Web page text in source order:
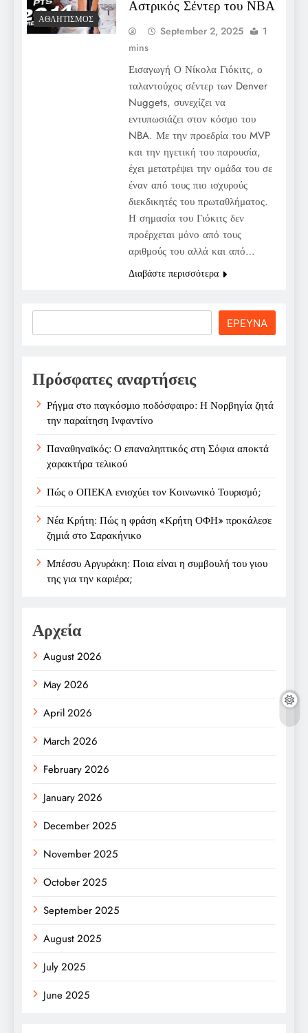
ΑΘΛΗΤΙΣΜΌΣ
Αστρικός Σέντερ του ΝΒΑ
September 2, 2025
1
mins
Εισαγωγή Ο Νίκολα Γιόκιτς, ο
ταλαντούχος σέντερ των Denver
Nuggets, συνεχίζει να
εντυπωσιάζει στον κόσμο του
NBA. Με την προεδρία του MVP
και την ηγετική του παρουσία,
έχει μετατρέψει την ομάδα του σε
έναν από τους πιο ισχυρούς
διεκδικητές του πρωταθλήματος.
Η σημασία του Γιόκιτς δεν
προέρχεται μόνο από τους
αριθμούς του αλλά και από…
Διαβάστε περισσότερα
ΕΡΕΥΝΑ
Πρόσφατες αναρτήσεις
Ρήγμα στο παγκόσμιο ποδόσφαιρο: Η Νορβηγία ζητά
την παραίτηση Ινφαντίνο
Παναθηναϊκός: Ο επαναληπτικός στη Σόφια αποκτά
χαρακτήρα τελικού
Πώς ο ΟΠΕΚΑ ενισχύει τον Κοινωνικό Τουρισμό;
Νέα Κρήτη: Πώς η φράση «Κρήτη ΟΦΗ» προκάλεσε
ζημιά στο Σαρακήνικο
Μπέσσυ Αργυράκη: Ποια είναι η συμβουλή του γιου
της για την καριέρα;
Αρχεία
August 2026
May 2026
April 2026
March 2026
February 2026
January 2026
December 2025
November 2025
October 2025
September 2025
August 2025
July 2025
June 2025